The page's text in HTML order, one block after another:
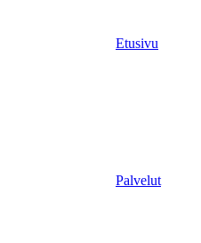
Etusivu
Palvelut